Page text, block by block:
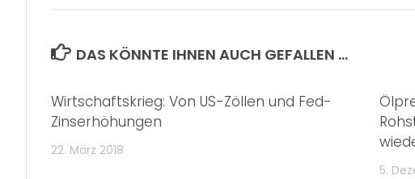
DAS KÖNNTE IHNEN AUCH GEFALLEN …
Wirtschaftskrieg: Von US-Zöllen und Fed-
Zinserhöhungen
22. März 2018
5.